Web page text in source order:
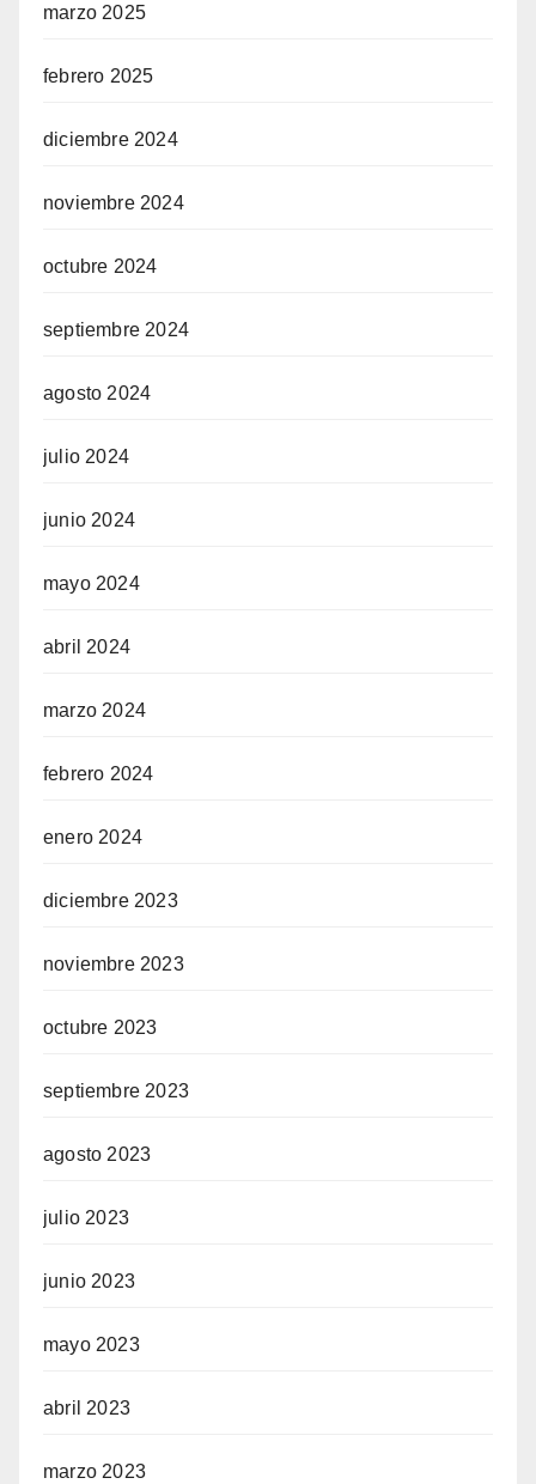
marzo 2025
febrero 2025
diciembre 2024
noviembre 2024
octubre 2024
septiembre 2024
agosto 2024
julio 2024
junio 2024
mayo 2024
abril 2024
marzo 2024
febrero 2024
enero 2024
diciembre 2023
noviembre 2023
octubre 2023
septiembre 2023
agosto 2023
julio 2023
junio 2023
mayo 2023
abril 2023
marzo 2023